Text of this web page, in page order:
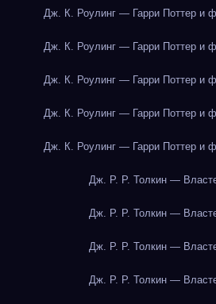
Дж. К. Роулинг — Гарри Поттер и
Дж. К. Роулинг — Гарри Поттер и
Дж. К. Роулинг — Гарри Поттер и
Дж. К. Роулинг — Гарри Поттер и
Дж. К. Роулинг — Гарри Поттер и
Дж. Р. Р. Толкин —
Дж. Р. Р. Толкин —
Дж. Р. Р. Толкин —
Дж. Р. Р. Толкин —